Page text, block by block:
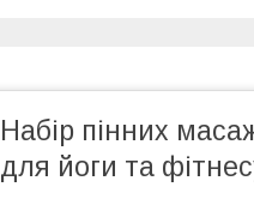
Набір пінних
для йоги та